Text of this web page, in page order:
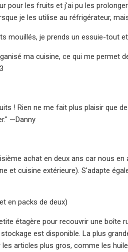
pour les fruits et j'ai pu les
je les utilise au réfrigérateur,
mouillés, je prends un essuie-tout
ma cuisine, ce qui me permet
! Rien ne me fait plus plaisir que
—Danny
achat en deux ans car nous
et cuisine extérieure). S'adapte
en packs de deux)
étagère pour recouvrir une
est disponible. La plus
articles plus gros, comme les